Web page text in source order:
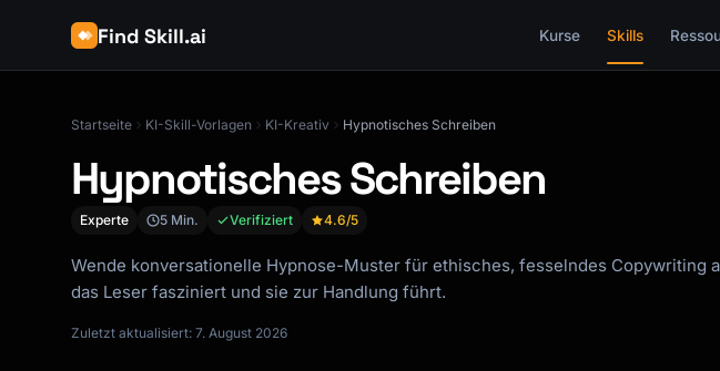
Find Skill.ai Kurse Skills
Startseite KI-Skill-Vorlagen KI-Kreativ Hypnotisches Schreiben
Hypnotisches Schreiben
Experte 5 Min. Verifiziert 4.6/5
Wende konversationelle Hypnose-Muster für ethisches, fesselndes Copywriting
das Leser fasziniert und sie zur Handlung führt.
Zuletzt aktualisiert: 7. August 2026